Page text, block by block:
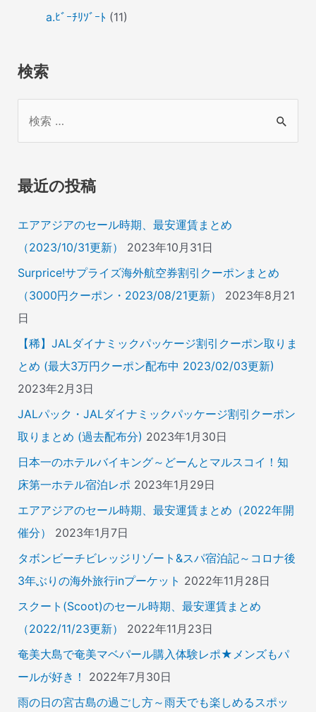
a.ﾋﾞｰﾁﾘｿﾞｰﾄ (11)
検索
象
最近の投稿
エアアジアのセール時期、最安運賃まとめ
（2023/10/31更新）
2023年10月31日
Surprice!サプライズ海外航空券割引クーポンまとめ
（3000円クーポン・2023/08/21更新）
2023年8月21
日
【稀】JALダイナミックパッケージ割引クーポン取りま
とめ (最大3万円クーポン配布中 2023/02/03更新)
2023年2月3日
JALパック・JALダイナミックパッケージ割引クーポン
取りまとめ (過去配布分) 2023年1月30日
日本一のホテルバイキング～どーんとマルスコイ！知
床第一ホテル宿泊レポ 2023年1月29日
エアアジアのセール時期、最安運賃まとめ（2022年開
催分）
2023年1月7日
タボンビーチビレッジリゾート&スパ宿泊記～コロナ後
3年ぶりの海外旅行inプーケット 2022年11月28日
スクート(Scoot)のセール時期、最安運賃まとめ
（2022/11/23更新）
2022年11月23日
奄美大島で奄美マベパール購入体験レポ★メンズもパ
ールが好き！
2022年7月30日
雨の日の宮古島の過ごし方～雨天でも楽しめるスポッ